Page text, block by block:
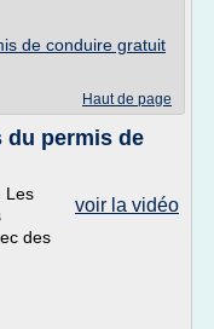
de conduire gratuit
Haut de page
du permis de
voir la vidéo
Les
des